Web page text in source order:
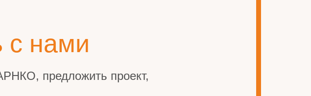
с нами
предложить проект,